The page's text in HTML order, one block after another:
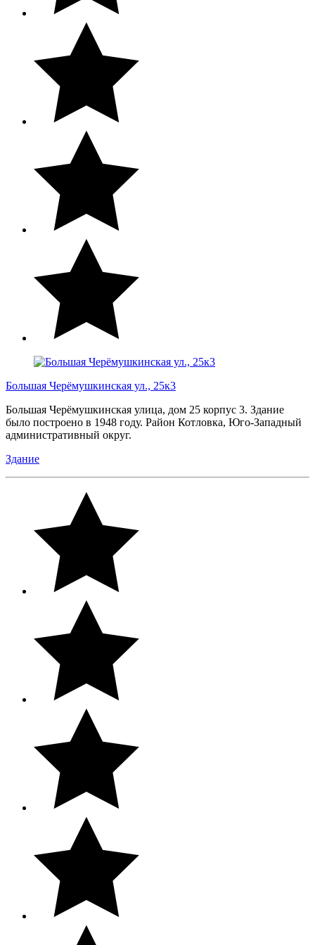
Большая Черёмушкинская ул., 25к3
Большая Черёмушкинская улица, дом 25 корпус 3. Здание
было построено в 1948 году. Район Котловка, Юго-Западный
административный округ.
Здание